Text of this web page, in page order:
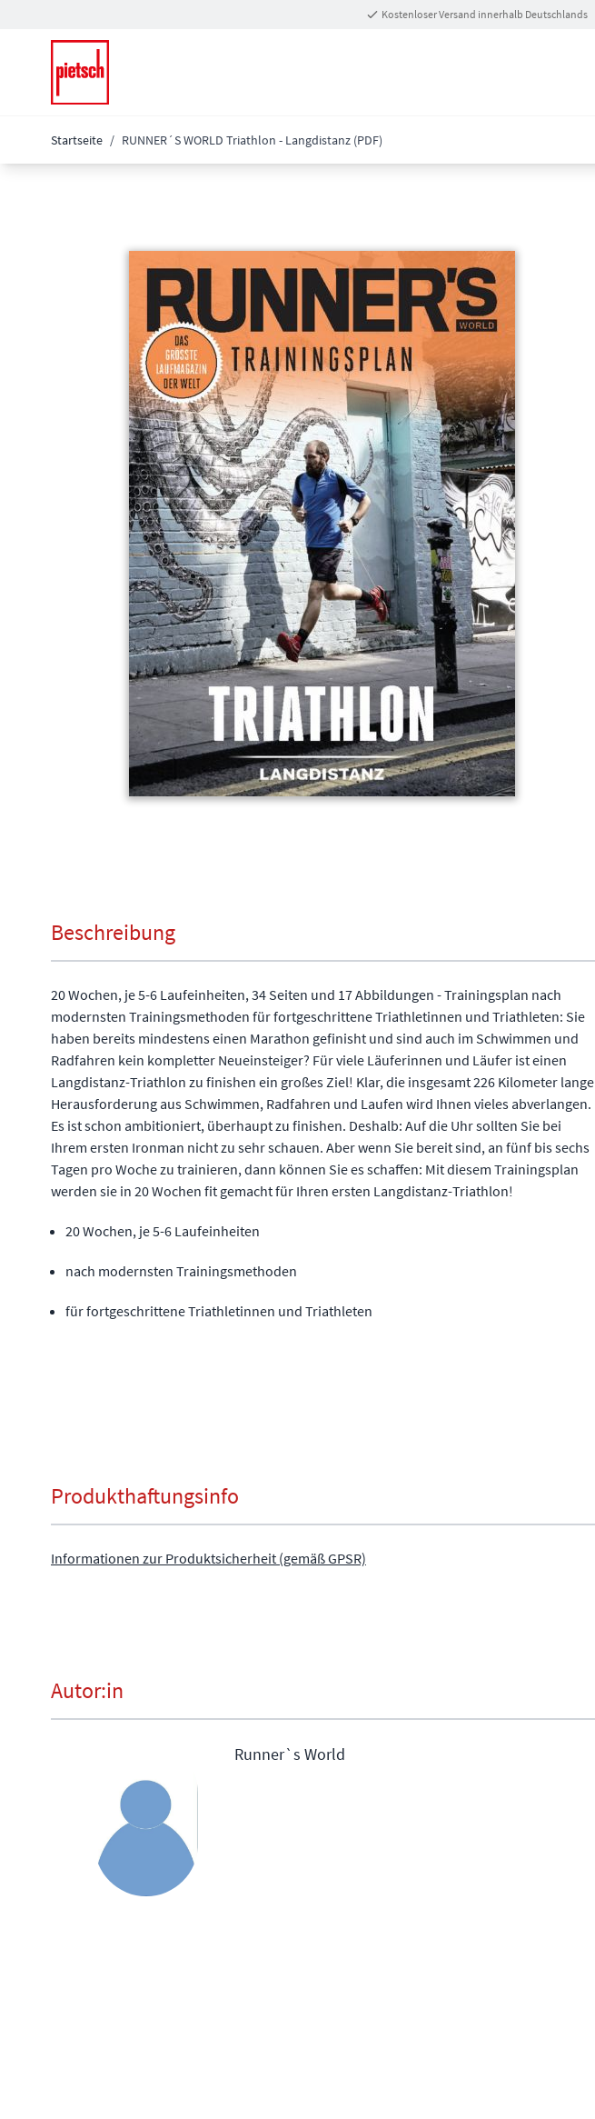
Kostenloser Versand innerhalb Deutschlands
Startseite / RUNNER´S WORLD Triathlon - Langdistanz (PDF)
Beschreibung
20 Wochen, je 5-6 Laufeinheiten, 34 Seiten und 17 Abbildungen - Trainingsplan nach
modernsten Trainingsmethoden für fortgeschrittene Triathletinnen und Triathleten: Sie
haben bereits mindestens einen Marathon gefinisht und sind auch im Schwimmen und
Radfahren kein kompletter Neueinsteiger? Für viele Läuferinnen und Läufer ist einen
Langdistanz-Triathlon zu finishen ein großes Ziel! Klar, die insgesamt 226 Kilometer lange
Herausforderung aus Schwimmen, Radfahren und Laufen wird Ihnen vieles abverlangen.
Es ist schon ambitioniert, überhaupt zu finishen. Deshalb: Auf die Uhr sollten Sie bei
Ihrem ersten Ironman nicht zu sehr schauen. Aber wenn Sie bereit sind, an fünf bis sechs
Tagen pro Woche zu trainieren, dann können Sie es schaffen: Mit diesem Trainingsplan
werden sie in 20 Wochen fit gemacht für Ihren ersten Langdistanz-Triathlon!
20 Wochen, je 5-6 Laufeinheiten
nach modernsten Trainingsmethoden
für fortgeschrittene Triathletinnen und Triathleten
Produkthaftungsinfo
Informationen zur Produktsicherheit (gemäß GPSR)
Autor:in
Runner`s World